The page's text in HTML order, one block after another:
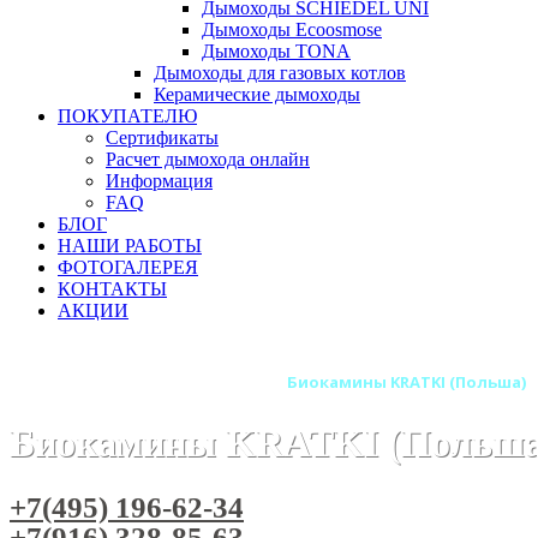
Дымоходы SCHIEDEL UNI
Дымоходы Ecoosmose
Дымоходы TONA
Дымоходы для газовых котлов
Керамические дымоходы
ПОКУПАТЕЛЮ
Сертификаты
Расчет дымохода онлайн
Информация
FAQ
БЛОГ
НАШИ РАБОТЫ
ФОТОГАЛЕРЕЯ
КОНТАКТЫ
АКЦИИ
Биокамины KRATKI (Польша)
Биокамины KRATKI
+7(495) 196-62-34